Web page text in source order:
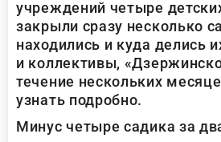
учреждений четыре
закрыли сразу несколько
находились и куда делись
и коллективы,
течение нескольких
узнать подробно.
Минус четыре садика за